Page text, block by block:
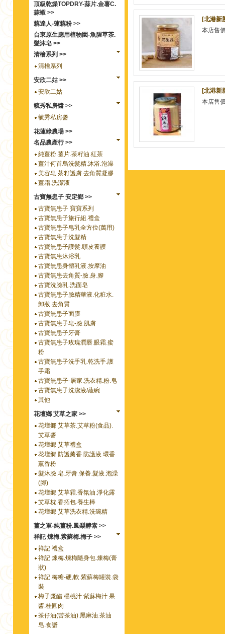
頂級乾燥TOPDRY-蒜片.金薯C.
蒜蝦 >>
藕達人-蓮藕粉 >>
台東原生應用植物園-魚腥草茶.
髮沐皂 >>
清檜系列 >>
清檜系列
安欣二姑 >>
安欣二姑
毓秀私房醬 >>
毓秀私房醬
花蓮綠農場 >>
名品農產行 >>
純薑粉.薑片.茶籽油.紅茶
薑汁何首烏洗髮精.沐浴.泡澡
美容皂.茶籽護膚.去角質凝膠
薑霜.洗潔液
古寶無患子 安定鄉 >>
古寶無患子 寶寶系列
古寶無患子旅行組.禮盒
古寶無患子皂乳全方位(萬用)
古寶無患子洗髮精
古寶無患子護髮.頭皮養護
古寶無患沐浴乳
古寶無患身體乳液.按摩油
古寶無患去角質-臉.身.腳
古寶洗臉乳.洗面皂
古寶無患子臉精華液.化粧水.
卸妝.去角質
古寶無患子面膜
古寶無患子皂-臉.肌膚
古寶無患子牙膏
古寶無患子玫瑰潤唇.眼霜.蜜
粉
古寶無患子洗手乳.乾洗手.護
手霜
古寶無患子-居家.洗衣精.粉.皂
古寶無患子洗潔液/蔬碗
其他
花壇鄉 艾草之家 >>
花壇郷 艾草茶.艾草粉(食品).
艾草醬
花壇鄉 艾草禮盒
花壇鄉 防護薰香.防護液.環香.
薰香粉
髮沐臉.皂.牙膏.保養.髮液.泡澡
(腳)
花壇鄉 艾草霜.香氛油.淨化露
艾草枕.香拓包.養生棒
花壇鄉 艾草洗衣精.洗碗精
薑之軍-純薑粉.鳳梨酵素 >>
祥記 煉梅.紫蘇梅.梅子 >>
祥記 禮盒
祥記 煉梅.煉梅隨身包.煉梅(膏
狀)
祥記 梅糖-硬,軟.紫蘇梅罐裝.袋
裝
梅子漿醋.楊桃汁.紫蘇梅汁.果
醬.桂圓肉
茶仔油(苦茶油).黑麻油.茶油
皂.食譜
[北港新
本店售
[北港新
本店售